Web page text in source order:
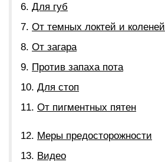
Для губ
От темных локтей и коленей
От загара
Против запаха пота
Для стоп
От пигментных пятен
Меры предосторожности
Видео